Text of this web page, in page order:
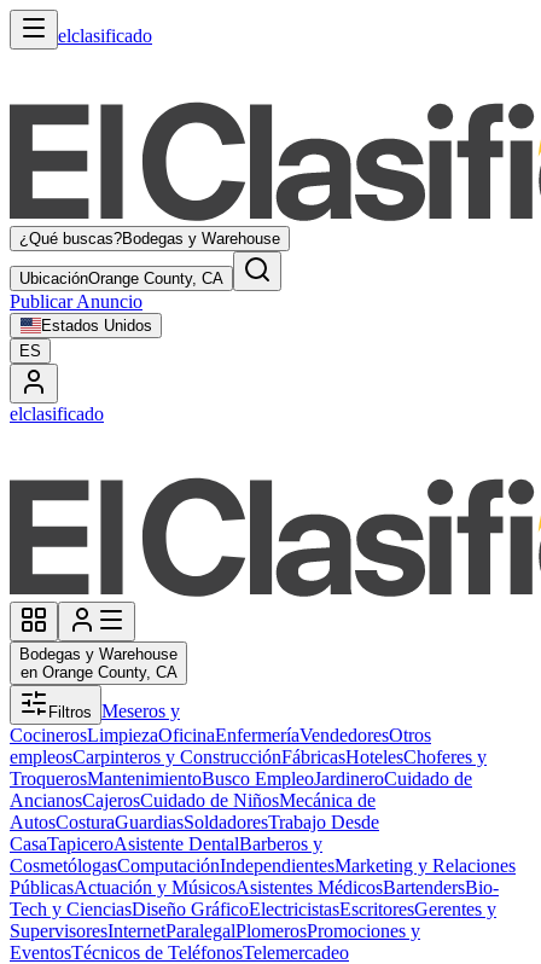
elclasificado
¿Qué buscas?Bodegas y Warehouse
UbicaciónOrange County, CA
Publicar Anuncio
Estados Unidos
ES
elclasificado
Bodegas y Warehouse
en Orange County, CA
Filtros Meseros y
CocinerosLimpiezaOficinaEnfermeríaVendedoresOtros
empleosCarpinteros y ConstrucciónFábricasHotelesChoferes y
TroquerosMantenimientoBusco EmpleoJardineroCuidado de
AncianosCajerosCuidado de NiñosMecánica de
AutosCosturaGuardiasSoldadoresTrabajo Desde
CasaTapiceroAsistente DentalBarberos y
CosmetólogasComputaciónIndependientesMarketing y Relaciones
PúblicasActuación y MúsicosAsistentes MédicosBartendersBio-
Tech y CienciasDiseño GráficoElectricistasEscritoresGerentes y
SupervisoresInternetParalegalPlomerosPromociones y
EventosTécnicos de TeléfonosTelemercadeo